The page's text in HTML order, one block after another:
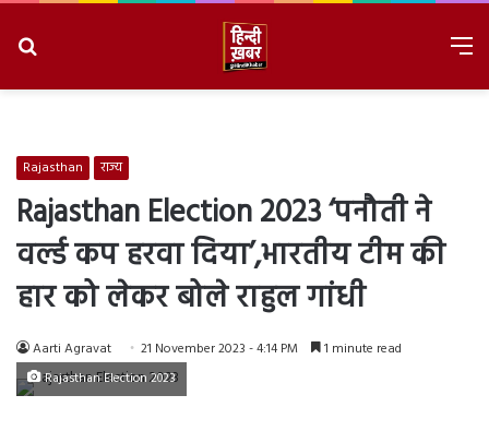
Rajasthan राज्य
Rajasthan Election 2023 ‘पनौती ने
वर्ल्ड कप हरवा दिया’,भारतीय टीम की
हार को लेकर बोले राहुल गांधी
Aarti Agravat 21 November 2023 - 4:14 PM 1 minute read
Rajasthan Election 2023